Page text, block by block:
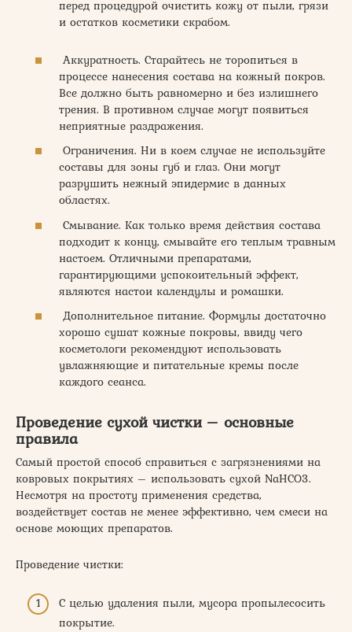
перед процедурой очистить кожу от пыли, грязи
и остатков косметики скрабом.
Аккуратность. Старайтесь не торопиться в
процессе нанесения состава на кожный покров.
Все должно быть равномерно и без излишнего
трения. В противном случае могут появиться
неприятные раздражения.
Ограничения. Ни в коем случае не используйте
составы для зоны губ и глаз. Они могут
разрушить нежный эпидермис в данных
областях.
Смывание. Как только время действия состава
подходит к концу, смывайте его теплым травным
настоем. Отличными препаратами,
гарантирующими успокоительный эффект,
являются настои календулы и ромашки.
Дополнительное питание. Формулы достаточно
хорошо сушат кожные покровы, ввиду чего
косметологи рекомендуют использовать
увлажняющие и питательные кремы после
каждого сеанса.
Проведение сухой чистки – основные
правила
Самый простой способ справиться с загрязнениями на
ковровых покрытиях – использовать сухой NaHCO3.
Несмотря на простоту применения средства,
воздействует состав не менее эффективно, чем смеси на
основе моющих препаратов.
Проведение чистки:
С целью удаления пыли, мусора пропылесосить
покрытие.